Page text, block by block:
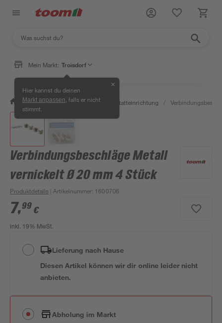
Mein Markt: Troisdorf
Hier kannst du deinen
Markt anpassen , falls er nicht
stimmt.
✕
/ Werkstatt & Maschinen / Werkstatteinrichtung /
Verbindungsbeschläge Metall
vernickelt Ø 20 mm 4 Stück
Produktdetails | Artikelnummer: 1600706
7,99 €
inkl. 19% MwSt.
Lieferung nach Hause
Diesen Artikel können wir dir online leider nicht
anbieten.
Abholung im Markt